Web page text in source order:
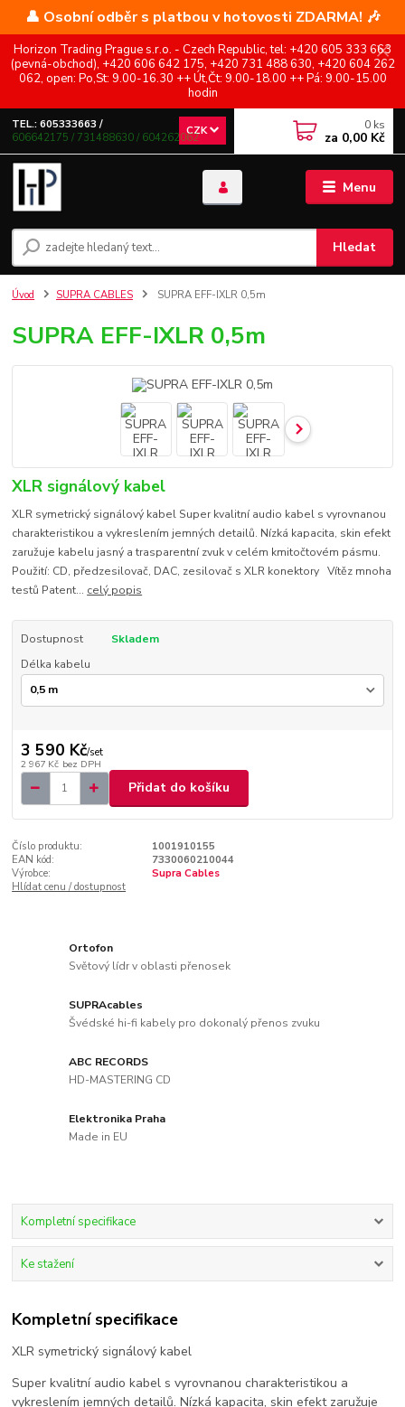
👤 Osobní odběr s platbou v hotovosti ZDARMA! 🎶
Horizon Trading Prague s.r.o. - Czech Republic, tel: +420 605 333 663
(pevná-obchod), +420 606 642 175, +420 731 488 630, +420 604 262
062, open: Po,St: 9.00-16.30 ++ Út,Čt: 9.00-18.00 ++ Pá: 9.00-15.00
hodin
Menu
CZK
Hledat
TEL.: 605333663 /
606642175 / 731488630 / 604262062
0 ks
za 0,00 Kč
Úvod SUPRA CABLES SUPRA EFF-IXLR 0,5m
SUPRA EFF-IXLR 0,5m
XLR signálový kabel
XLR symetrický signálový kabel Super kvalitní audio kabel s vyrovnanou
charakteristikou a vykreslením jemných detailů. Nízká kapacita, skin efekt
zaružuje kabelu jasný a trasparentní zvuk v celém kmitočtovém pásmu.
Použití: CD, předzesilovač, DAC, zesilovač s XLR konektory Vítěz mnoha
testů Patent... celý popis
Dostupnost
Skladem
Délka kabelu
3 590 Kč/set
2 967 Kč bez DPH
Přidat do košíku
Číslo produktu:
1001910155
EAN kód:
7330060210044
Výrobce:
Supra Cables
Hlídat cenu / dostupnost
Ortofon
Světový lídr v oblasti přenosek
SUPRAcables
Švédské hi-fi kabely pro dokonalý přenos zvuku
ABC RECORDS
HD-MASTERING CD
Elektronika Praha
Made in EU
Kompletní specifikace
Ke stažení
Kompletní specifikace
XLR symetrický signálový kabel
Super kvalitní audio kabel s vyrovnanou charakteristikou a
vykreslením jemných detailů. Nízká kapacita, skin efekt zaružuje